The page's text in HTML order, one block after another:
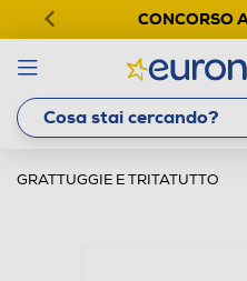
CONCORSO
GRATTUGGIE E TRITATUTTO